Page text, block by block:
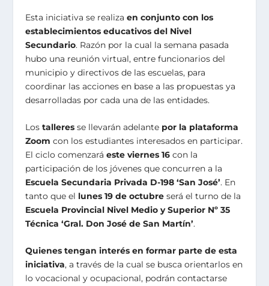
Esta iniciativa se realizaen conjunto con los
establecimientos educativos del Nivel
Secundario. Razón por la cual la semana pasada
hubo una reunión virtual, entre funcionarios del
municipio y directivos de las escuelas, para
coordinar las acciones en base a las propuestas ya
desarrolladas por cada una de las entidades.
Lostalleres se llevarán adelante por la plataforma
Zoomcon los estudiantes interesados en participar.
El ciclo comenzaráeste viernes 16 con la
participación de los jóvenes que concurren a la
Escuela Secundaria Privada D-198 ‘San José’. En
tanto que el lunes 19 de octubre será el turno de la
Escuela Provincial Nivel Medio y Superior Nº 35
Técnica ‘Gral. Don José de San Martín’.
Quienes tengan interés en formar parte de esta
iniciativa, a través de la cual se busca orientarlos en
lo vocacional y ocupacional, podrán contactarse